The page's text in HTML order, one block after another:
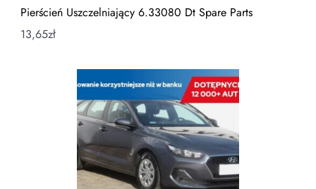
Pierścień Uszczelniający 6.33080 Dt Spare Parts
13,65zł